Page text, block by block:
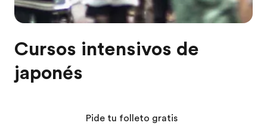
Cursos intensivos de
japonés
Pide tu folleto gratis